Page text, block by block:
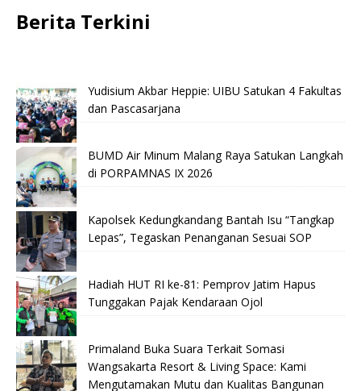
Berita Terkini
Yudisium Akbar Heppie: UIBU Satukan 4 Fakultas
dan Pascasarjana
BUMD Air Minum Malang Raya Satukan Langkah
di PORPAMNAS IX 2026
Kapolsek Kedungkandang Bantah Isu “Tangkap
Lepas”, Tegaskan Penanganan Sesuai SOP
Hadiah HUT RI ke-81: Pemprov Jatim Hapus
Tunggakan Pajak Kendaraan Ojol
Primaland Buka Suara Terkait Somasi
Wangsakarta Resort & Living Space: Kami
Mengutamakan Mutu dan Kualitas Bangunan